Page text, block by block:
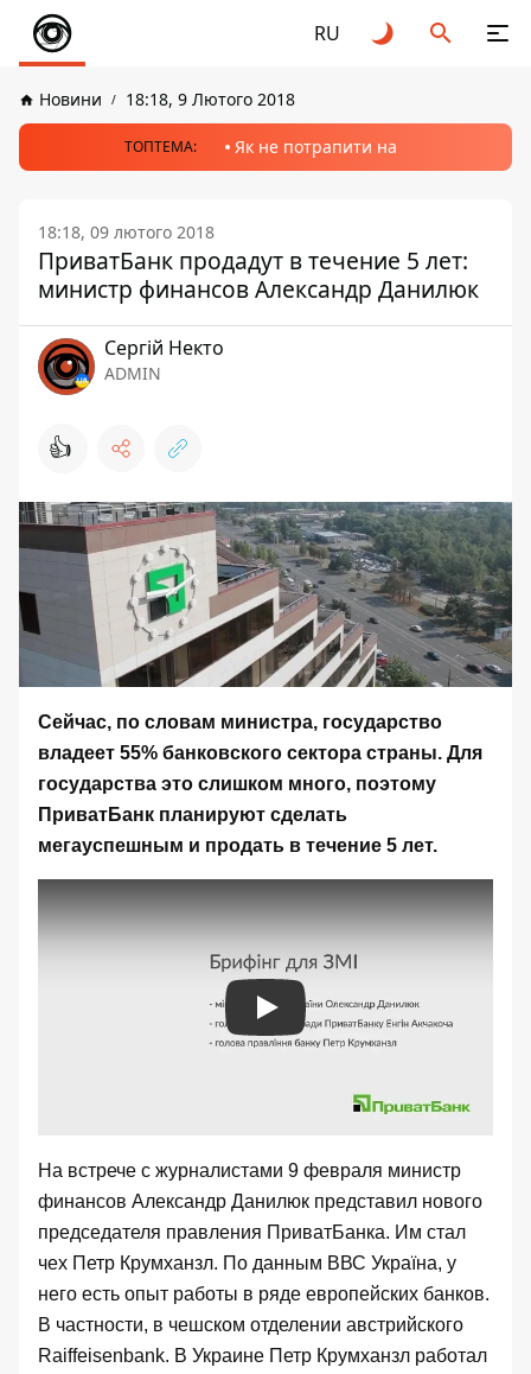
RU
Новини 18:18, 9 Лютого 2018
ТОПТЕМА: Як не потрапити на
18:18, 09 лютого 2018
ПриватБанк продадут в течение 5 лет:
министр финансов Александр Данилюк
Сергій Некто
ADMIN
👍
Сейчас, по словам министра, государство
владеет 55% банковского сектора страны. Для
государства это слишком много, поэтому
ПриватБанк планируют сделать
мегауспешным и продать в течение 5 лет.
Play
На встрече с журналистами 9 февраля министр
финансов Александр Данилюк представил нового
председателя правления ПриватБанка. Им стал
чех Петр Крумханзл. По данным ВВС Україна, у
него есть опыт работы в ряде европейских банков.
В частности, в чешском отделении австрийского
Raiffeisenbank. В Украине Петр Крумханзл работал